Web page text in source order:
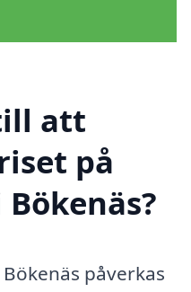
att
på
påverkas